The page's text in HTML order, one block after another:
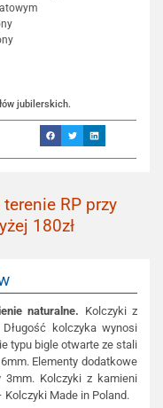
jubilerskich.
terenie RP przy
180zł
naturalne. Kolczyki z
kolczyka wynosi
typu bigle otwarte ze stali
Elementy dodatkowe
Kolczyki z kamieni
Made in Poland.